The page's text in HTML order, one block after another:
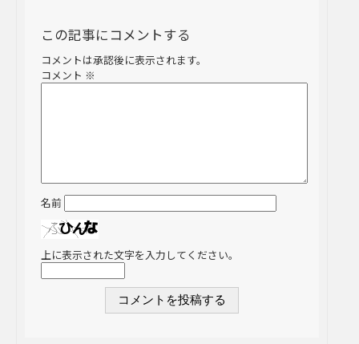
この記事にコメントする
コメントは承認後に表示されます。
コメント ※
名前
上に表示された文字を入力してください。